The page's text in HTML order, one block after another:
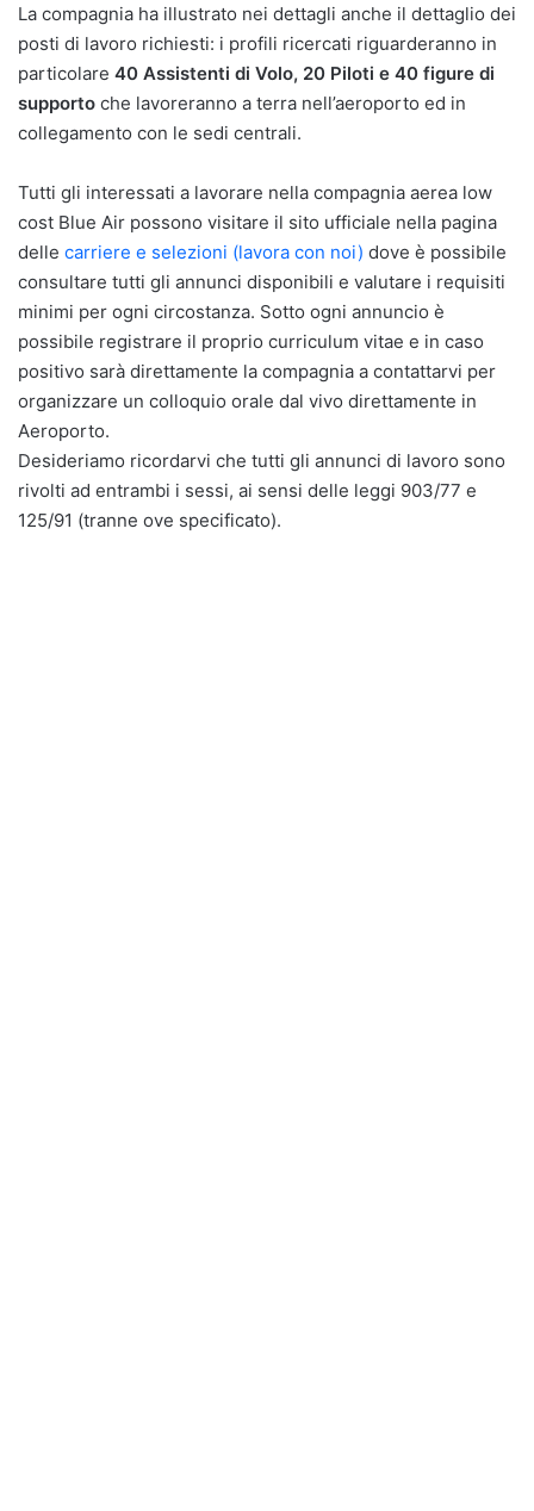
La compagnia ha illustrato nei dettagli anche il dettaglio dei
posti di lavoro richiesti: i profili ricercati riguarderanno in
particolare 40 Assistenti di Volo, 20 Piloti e 40 figure di
supporto che lavoreranno a terra nell’aeroporto ed in
collegamento con le sedi centrali.
Tutti gli interessati a lavorare nella compagnia aerea low
cost Blue Air possono visitare il sito ufficiale nella pagina
delle carriere e selezioni (lavora con noi) dove è possibile
consultare tutti gli annunci disponibili e valutare i requisiti
minimi per ogni circostanza. Sotto ogni annuncio è
possibile registrare il proprio curriculum vitae e in caso
positivo sarà direttamente la compagnia a contattarvi per
organizzare un colloquio orale dal vivo direttamente in
Aeroporto.
Desideriamo ricordarvi che tutti gli annunci di lavoro sono
rivolti ad entrambi i sessi, ai sensi delle leggi 903/77 e
125/91 (tranne ove specificato).